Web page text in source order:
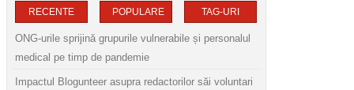
RECENTE POPULARE TAG-URI
ONG-urile sprijină grupurile vulnerabile și personalul
medical pe timp de pandemie
Impactul Blogunteer asupra redactorilor săi voluntari